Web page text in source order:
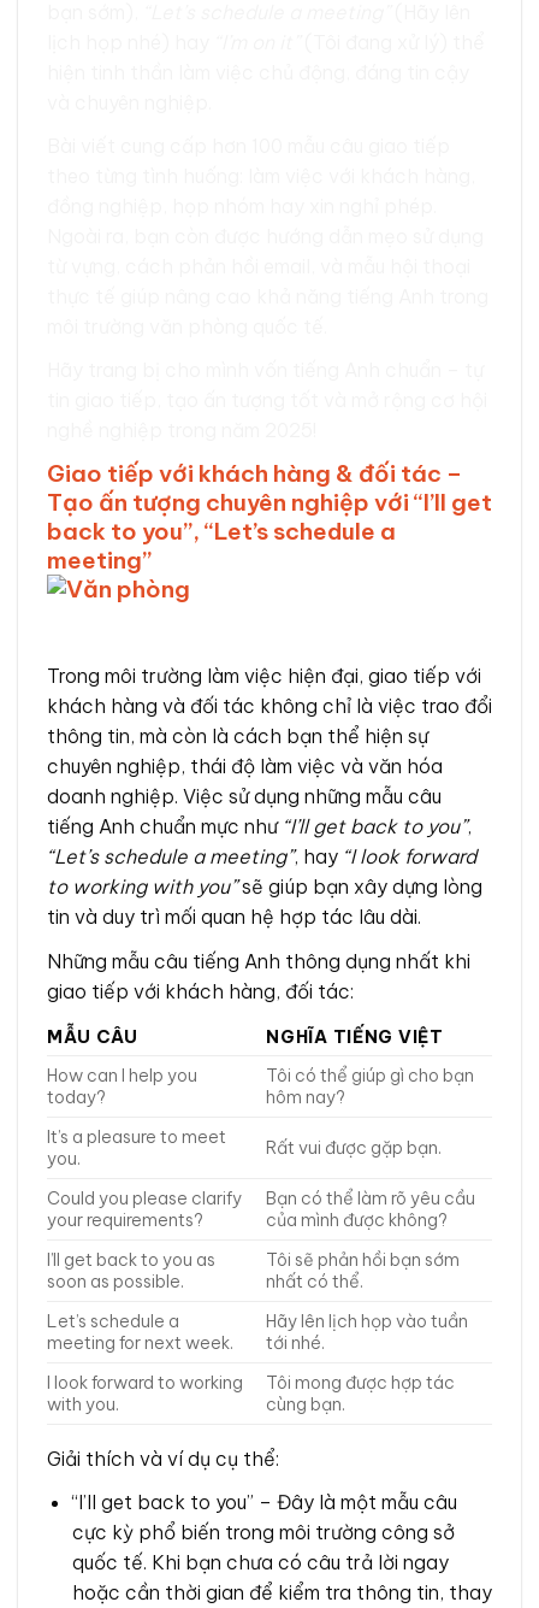
Giao tiếp với khách hàng & đối tác –
Tạo ấn tượng chuyên nghiệp với “I’ll get
back to you”, “Let’s schedule a
meeting”
Trong môi trường làm việc hiện đại, giao tiếp với
khách hàng và đối tác không chỉ là việc trao đổi
thông tin, mà còn là cách bạn thể hiện sự
chuyên nghiệp, thái độ làm việc và văn hóa
doanh nghiệp. Việc sử dụng những mẫu câu
tiếng Anh chuẩn mực như “I’ll get back to you”,
“Let’s schedule a meeting”, hay “I look forward
to working with you”sẽ giúp bạn xây dựng lòng
tin và duy trì mối quan hệ hợp tác lâu dài.
Những mẫu câu tiếng Anh thông dụng nhất khi
giao tiếp với khách hàng, đối tác:
MẪU CÂU
NGHĨA TIẾNG VIỆT
How can I help you
today?
Tôi có thể giúp gì cho bạn
hôm nay?
It’s a pleasure to meet
you.
Rất vui được gặp bạn.
Could you please clarify
your requirements?
Bạn có thể làm rõ yêu cầu
của mình được không?
I’ll get back to you as
soon as possible.
Tôi sẽ phản hồi bạn sớm
nhất có thể.
Let’s schedule a
meeting for next week.
Hãy lên lịch họp vào tuần
tới nhé.
I look forward to working
with you.
Tôi mong được hợp tác
cùng bạn.
Giải thích và ví dụ cụ thể:
“I’ll get back to you” – Đây là một mẫu câu
cực kỳ phổ biến trong môi trường công sở
quốc tế. Khi bạn chưa có câu trả lời ngay
hoặc cần thời gian để kiểm tra thông tin, thay